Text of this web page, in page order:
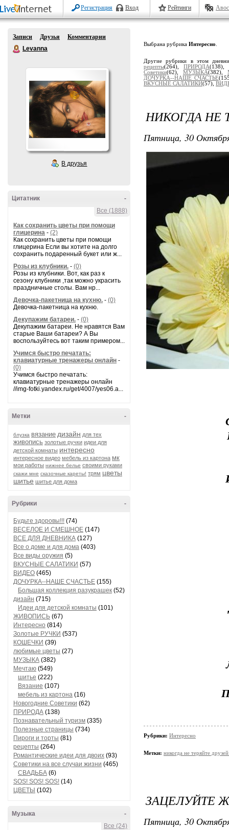
Регистрация Вход Рейтинги
Записи Друзья
Комментарии
Levanna
В друзья
-
Цитатник
Все (1888)
Как сохранить цветы при помощи
глицерина - (2)
Как сохранить цветы при помощи
глицерина Если вы хотите на долго
сохранить подаренный букет или ж...
Розы из клубники. - (0)
Розы из клубники. Вот, как раз к
сезону клубники ,так можно украсить
праздничные столы. Вам нр...
Девочка-пакетница на кухню. - (0)
Девочка-пакетница на кухню.
Декупажим батареи. - (0)
Декупажим батареи. Не нравятся Вам
старые Ваши батареи? А Вы
воспользуйтесь вот таким примером...
Учимся быстро печатать:
клавиатурные тренажеры онлайн -
(0)
Учимся быстро печатать:
клавиатурные тренажеры онлайн
//img-fotki.yandex.ru/get/4007/yes06.a...
-
Метки
блузка вязание дизайн для тех
живопись золотые ручки идеи для
детской комнаты интересно
интересное видео мебель из картона мк
мои работы нижнее белье своими руками
скажи мне сказочные кареты! трям цветы
шитье шитье для дома
-
Рубрики
Будьте здоровы!!! (74)
ВЕСЕЛОЕ И СМЕШНОЕ (147)
ВСЕ ДЛЯ ДНЕВНИКА (127)
Все о доме и для дома (403)
Все виды оружия (5)
ВКУСНЫЕ САЛАТИКИ (57)
ВИДЕО (465)
ДОЧУРКА--НАШЕ СЧАСТЬЕ (155)
Большая коллекция разукрашек (52)
дизайн (715)
Идеи для детской комнаты (101)
ЖИВОПИСЬ (67)
Интересно (814)
Золотые РУЧКИ (537)
КОШЕЧКИ (39)
любимые цветы (27)
МУЗЫКА (382)
Мечтаю (549)
шитье (222)
Вязание (107)
мебель из картона (16)
Новогодние Советики (62)
ПРИРОДА (138)
Познавательный туризм (335)
Полезные страницы (734)
Пироги и торты (81)
рецепты (264)
Романтические идеи для двоих (93)
Советики на все случаи жизни (465)
СВАДЬБА (6)
SOS! SOS! SOS! (14)
ЦВЕТЫ (102)
-
Музыка
Все (24)
Выбрана рубрика Интересно
Другие рубрики в этом
рецепты(264),ПРИРОДА(138),
Советики(62),МУЗЫКА(382),
ДОЧУРКА--НАШЕ СЧАСТЬЕ
ВКУСНЫЕ САЛАТИКИ(57),
НИКОГДА НЕ
Пятница, 30
Рубрики: Интересно
Метки: никогда не теряйте
ЗАЦЕЛУЙТЕ
Пятница, 30